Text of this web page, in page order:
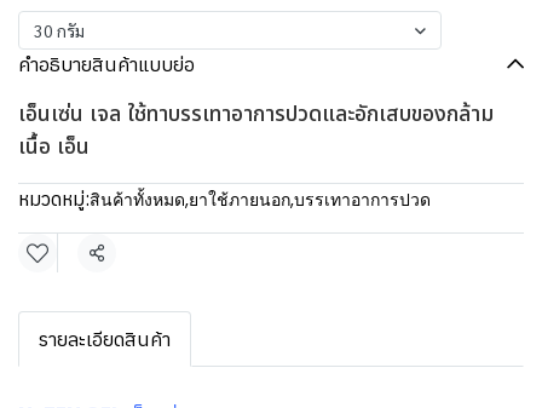
30 กรัม
คำอธิบายสินค้าแบบย่อ
เอ็นเซ่น เจล ใช้ทาบรรเทาอาการปวดและอักเสบของกล้าม
เนื้อ เอ็น
หมวดหมู่:สินค้าทั้งหมด,ยาใช้ภายนอก,บรรเทาอาการปวด
แชร์
รายละเอียดสินค้า